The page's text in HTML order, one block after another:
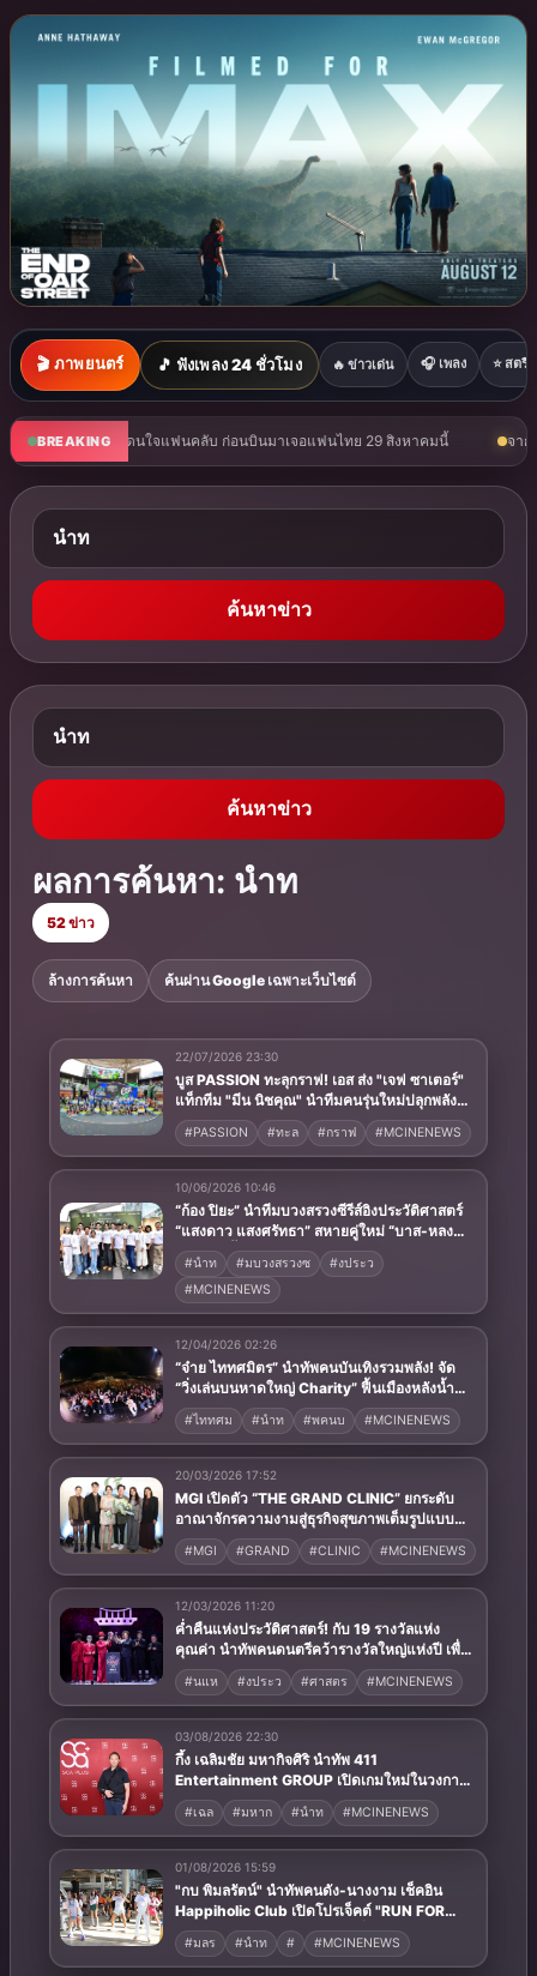
🎬 ภาพยนตร์ 🎵 ฟังเพลง 24 ชั่วโมง 🔥 ข่าวเด่น 🎧 เพลง ⭐ สตรี
BREAKING
ฟนคลับ ก่อนบินมาเจอแฟนไทย 29 สิงหาคมนี้ จากคนเบื้องหลังวงการเพลงกว่
ค้นหาข่าว
ค้นหาข่าว
ผลการค้นหา: นำท
52 ข่าว
ล้างการค้นหา ค้นผ่าน Google เฉพาะเว็บไซต์
22/07/2026 23:30
บูส PASSION ทะลุกราฟ! เอส ส่ง "เจฟ ซาเตอร์"
แท็กทีม "มีน นิชคุณ" นำทีมคนรุ่นใหม่ปลุกพลัง
ความซ่าเต็มสนาม FINAL MATCH ศึก "est
COLA 3x3 Basketball U-League 2026" ลี
กบาสสุด AWESOME
#PASSION #ทะล #กราฟ #MCINENEWS
10/06/2026 10:46
“ก้อง ปิยะ” นำทีมบวงสรวงซีรีส์อิงประวัติศาสตร์
“แสงดาว แสงศรัทธา” สหายคู่ใหม่ “บาส-หลง
ชาง” ปังตั้งแต่ก่อนออนแอร์!
#นำท #มบวงสรวงซ
#งประว
#MCINENEWS
12/04/2026 02:26
“จ๋าย ไททศมิตร” นำทัพคนบันเทิงรวมพลัง! จัด
“วิ่งเล่นบนหาดใหญ่ Charity” ฟื้นเมืองหลังน้ำ
ท่วม
#ไททศม #นำท #พคนบ #MCINENEWS
20/03/2026 17:52
MGI เปิดตัว “THE GRAND CLINIC” ยกระดับ
อาณาจักรความงามสู่ธุรกิจสุขภาพเต็มรูปแบบ
“อิงฟ้า ควงคู่ ชาล็อต” พร้อมนำทัพศิลปิน-
นางงาม ร่วมยินดีกับ “บอสณวัฒน์”
#MGI #GRAND #CLINIC #MCINENEWS
12/03/2026 11:20
ค่ำคืนแห่งประวัติศาสตร์! กับ 19 รางวัลแห่ง
คุณค่า นำทัพคนดนตรีคว้ารางวัลใหญ่แห่งปี เพื่อ
เฉลิมฉลองครบรอบ 15 ปีของเวที THE GUITAR
MAG AWARDS
#นแห #งประว #ศาสตร #MCINENEWS
03/08/2026 22:30
กึ้ง เฉลิมชัย มหากิจศิริ นำทัพ 411
Entertainment GROUP เปิดเกมใหม่ในวงการ
การศึกษา เปิดตัว “SCA PLUS” แพลตฟอร์มการ
เรียนรู้ “Creative Arts & Entertainment
Education” แห่งอนาคต พร้อมต่อยอดการลงทุน
ในธุรกิจการศึกษากว่า 100 ล้านบาท
#เฉล #มหาก #นำท #MCINENEWS
01/08/2026 15:59
"กบ พิมลรัตน์" นำทัพคนดัง-นางงาม เช็คอิน
Happiholic Club เปิดโปรเจ็คต์ "RUN FOR
HEALTHY FUTURE 2026" วิ่งสนุก-เต้นสุดมันส์
ได้บุญเต็มอิ่ม
#มลร #นำท # #MCINENEWS